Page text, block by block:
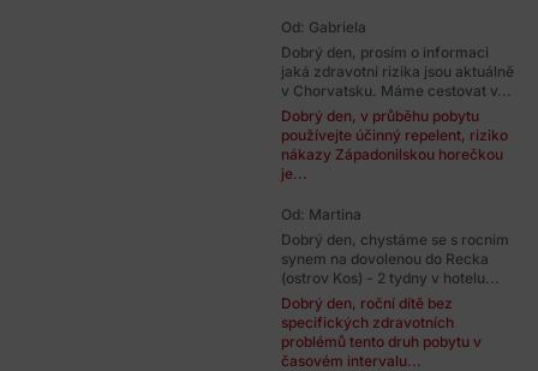
Od: Gabriela
Dobrý den, prosím o informaci
jaká zdravotní rizika jsou aktuálně
v Chorvatsku. Máme cestovat v...
Dobrý den, v průběhu pobytu
používejte účinný repelent, riziko
nákazy Západonilskou horečkou
je...
Od: Martina
Dobrý den, chystáme se s rocnim
synem na dovolenou do Recka
(ostrov Kos) - 2 tydny v hotelu...
Dobrý den, roční dítě bez
specifických zdravotních
problémů tento druh pobytu v
časovém intervalu...